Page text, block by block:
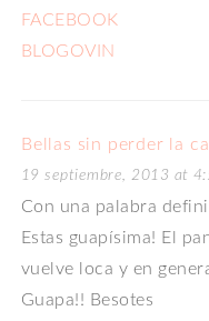
FACEBOOK
BLOGOVIN
Bellas sin perder la
19 septiembre, 2013 at
Con una palabra
Estas guapísima! El
vuelve loca y en
Guapa!! Besotes